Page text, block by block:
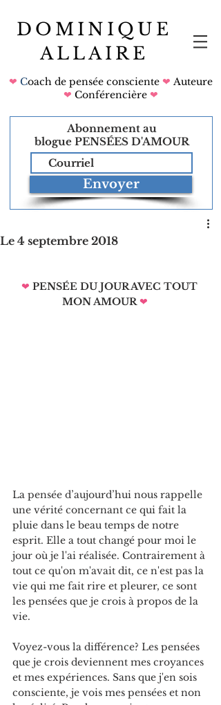
DOMINIQUE
ALLAIRE
❤ Coach de pensée consciente ❤ Auteure
❤ Conférencière ❤
Abonnement au
blogue PENSÉES D'AMOUR
Envoyer
Le 4 septembre 2018
❤ PENSÉE DU JOUR AVEC TOUT
MON AMOUR ❤
La pensée d’aujourd’hui nous rappelle
une vérité concernant ce qui fait la
pluie dans le beau temps de notre
esprit. Elle a tout changé pour moi le
jour où je l'ai réalisée. Contrairement à
tout ce qu'on m'avait dit, ce n'est pas la
vie qui me fait rire et pleurer, ce sont
les pensées que je crois à propos de la
vie.
Voyez-vous la différence? Les pensées
que je crois deviennent mes croyances
et mes expériences. Sans que j'en sois
consciente, je vois mes pensées et non